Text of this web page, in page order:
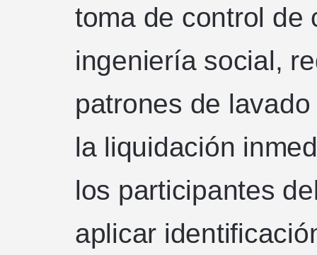
toma de control de
ingeniería social,
patrones de
la liquidación
los participantes
aplicar